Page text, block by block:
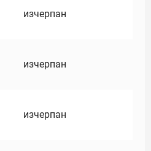
изчерпан
изчерпан
изчерпан